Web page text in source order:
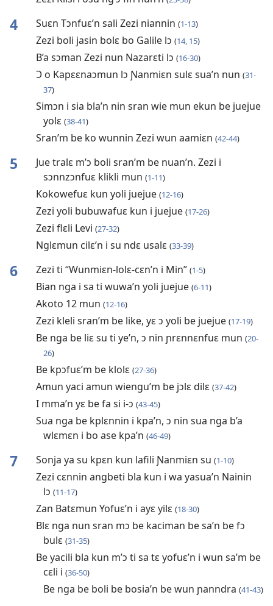
4 Suɛn Tɔnfuɛ’n sali Zezi niannin (1-13)
Zezi boli jasin bolɛ bo Galile lɔ (14, 15)
B’a sɔman Zezi nun Nazarɛti lɔ (16-30)
Ɔ o Kapɛɛnaɔmun lɔ Ɲanmiɛn sulɛ sua’n nun (31-
37)
Simɔn i sia bla’n nin sran wie mun ekun be juejue
yolɛ (38-41)
Sran’m be ko wunnin Zezi wun aamiɛn (42-44)
5
Jue tralɛ m’ɔ boli sran’m be nuan’n. Zezi i
sɔnnzɔnfuɛ klikli mun (1-11)
Kokowefuɛ kun yoli juejue (12-16)
Zezi yoli bubuwafuɛ kun i juejue (17-26)
Zezi flɛli Levi (27-32)
Nglɛmun cilɛ’n i su ndɛ usalɛ (33-39)
6 Zezi ti “Wunmiɛn-lolɛ-cɛn’n i Min” (1-5)
Bian nga i sa ti wuwa’n yoli juejue (6-11)
Akoto 12 mun (12-16)
Zezi kleli sran’m be like, yɛ ɔ yoli be juejue (17-19)
Be nga be liɛ su ti ye’n, ɔ nin ɲrɛnnɛnfuɛ mun (20-
26)
Be kpɔfuɛ’m be klolɛ (27-36)
Amun yaci amun wiengu’m be jɔlɛ dilɛ (37-42)
I mma’n yɛ be fa si i-ɔ (43-45)
Sua nga be kplɛnnin i kpa’n, ɔ nin sua nga b’a
wlɛmɛn i bo ase kpa’n (46-49)
7 Sonja ya su kpɛn kun lafili Ɲanmiɛn su (1-10)
Zezi cɛnnin angbeti bla kun i wa yasua’n Nainin
lɔ (11-17)
Zan Batɛmun Yofuɛ’n i ayɛ yilɛ (18-30)
Blɛ nga nun sran mɔ be kaciman be sa’n be fɔ
bulɛ (31-35)
Be yacili bla kun m’ɔ ti sa tɛ yofuɛ’n i wun sa’m be
cɛli i (36-50)
Be nga be boli be bosia’n be wun ɲanndra (41-43)